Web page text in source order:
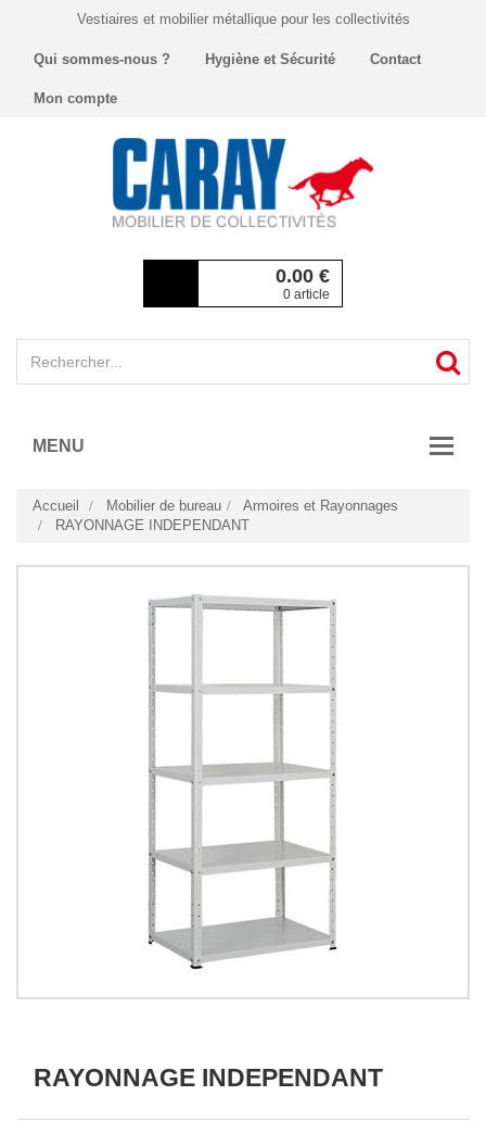
Vestiaires et mobilier métallique pour les collectivités
Qui sommes-nous ? Hygiène et Sécurité Contact
Mon compte
0.00 €
0 article
MENU
Accueil Mobilier de bureau
Armoires et Rayonnages
RAYONNAGE INDEPENDANT
RAYONNAGE INDEPENDANT